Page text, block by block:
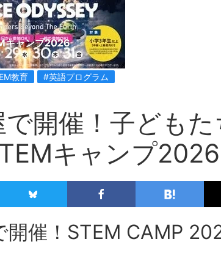
キャンプ2026
教育 #英語プログラム
開催！子ども
キャンプ2026
開催！STEM CAMP